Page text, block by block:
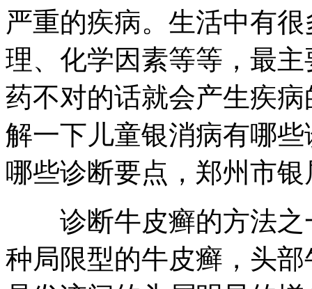
严重的疾病。生活中有
理、化学因素等等，最
药不对的话就会产生疾
解一下儿童银消病有哪
哪些诊断要点，郑州市
诊断牛皮癣的方法之
种局限型的牛皮癣，头